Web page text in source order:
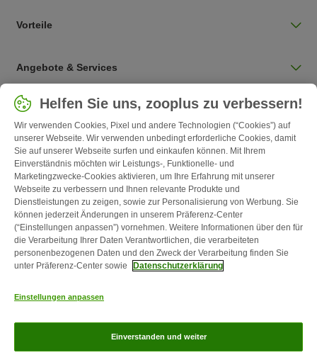
Vorteile
Angebote & Services
Land auswählen
Deutschland / DE
Follow zooplus
Kontakt Versandkosten & Lieferzeit
Zahlungsarten
Über uns Partnerprogramme Karriere
Corporate
Helfen Sie uns, zooplus zu verbessern!
Wir verwenden Cookies, Pixel und andere Technologien (“Cookies”) auf
unserer Webseite. Wir verwenden unbedingt erforderliche Cookies, damit
Sie auf unserer Webseite surfen und einkaufen können. Mit Ihrem
Einverständnis möchten wir Leistungs-, Funktionelle- und
Marketingzwecke-Cookies aktivieren, um Ihre Erfahrung mit unserer
Webseite zu verbessern und Ihnen relevante Produkte und
Dienstleistungen zu zeigen, sowie zur Personalisierung von Werbung. Sie
können jederzeit Änderungen in unserem Präferenz-Center
(“Einstellungen anpassen”) vornehmen. Weitere Informationen über den für
die Verarbeitung Ihrer Daten Verantwortlichen, die verarbeiteten
personenbezogenen Daten und den Zweck der Verarbeitung finden Sie
unter Präferenz-Center sowie
Datenschutzerklärung
Einstellungen anpassen
Einverstanden und weiter